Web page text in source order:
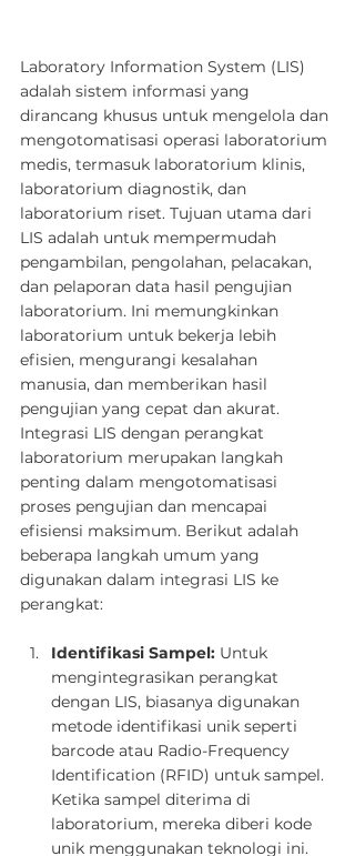
Laboratory Information System (LIS)
adalah sistem informasi yang
dirancang khusus untuk mengelola dan
mengotomatisasi operasi laboratorium
medis, termasuk laboratorium klinis,
laboratorium diagnostik, dan
laboratorium riset. Tujuan utama dari
LIS adalah untuk mempermudah
pengambilan, pengolahan, pelacakan,
dan pelaporan data hasil pengujian
laboratorium. Ini memungkinkan
laboratorium untuk bekerja lebih
efisien, mengurangi kesalahan
manusia, dan memberikan hasil
pengujian yang cepat dan akurat.
Integrasi LIS dengan perangkat
laboratorium merupakan langkah
penting dalam mengotomatisasi
proses pengujian dan mencapai
efisiensi maksimum. Berikut adalah
beberapa langkah umum yang
digunakan dalam integrasi LIS ke
perangkat:
Identifikasi Sampel: Untuk
mengintegrasikan perangkat
dengan LIS, biasanya digunakan
metode identifikasi unik seperti
barcode atau Radio-Frequency
Identification (RFID) untuk sampel.
Ketika sampel diterima di
laboratorium, mereka diberi kode
unik menggunakan teknologi ini.